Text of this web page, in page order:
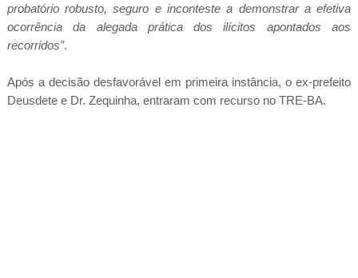
probatório robusto, seguro e inconteste a demonstrar a efetiva
ocorrência da alegada prática dos ilícitos apontados aos
recorridos”.
Após a decisão desfavorável em primeira instância, o ex-prefeito
Deusdete e Dr. Zequinha, entraram com recurso no TRE-BA.